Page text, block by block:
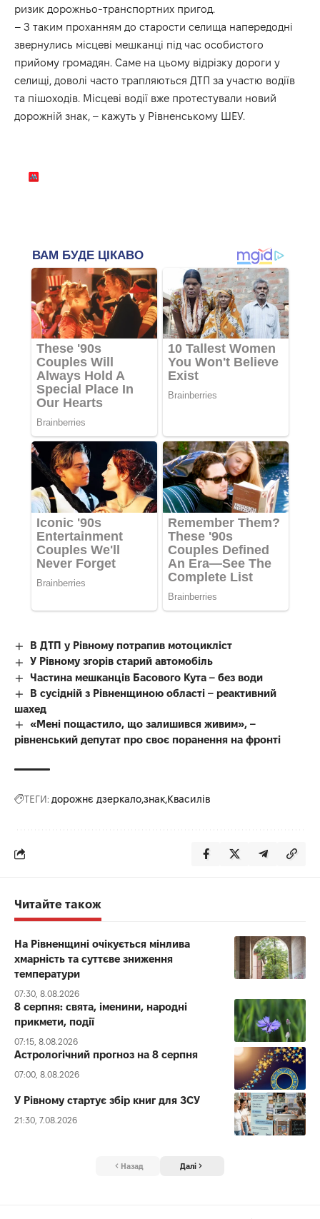
ризик дорожньо-транспортних пригод.
– З таким проханням до старости селища напередодні
звернулись місцеві мешканці під час особистого
прийому громадян. Саме на цьому відрізку дороги у
селищі, доволі часто трапляються ДТП за участю водіїв
та пішоходів. Місцеві водії вже протестували новий
дорожній знак, – кажуть у Рівненському ШЕУ.
В ДТП у Рівному потрапив мотоцикліст
У Рівному згорів старий автомобіль
Частина мешканців Басового Кута – без води
В сусідній з Рівненщиною області – реактивний
шахед
«Мені пощастило, що залишився живим», –
рівненський депутат про своє поранення на фронті
ТЕГИ: дорожнє дзеркалознак Квасилів
Читайте також
На Рівненщині очікується мінлива
хмарність та суттєве зниження
температури
07:30, 8.08.2026
8 серпня: свята, іменини, народні
прикмети, події
07:15, 8.08.2026
Астрологічний прогноз на 8 серпня
07:00, 8.08.2026
У Рівному стартує збір книг для ЗСУ
21:30, 7.08.2026
Назад Далі